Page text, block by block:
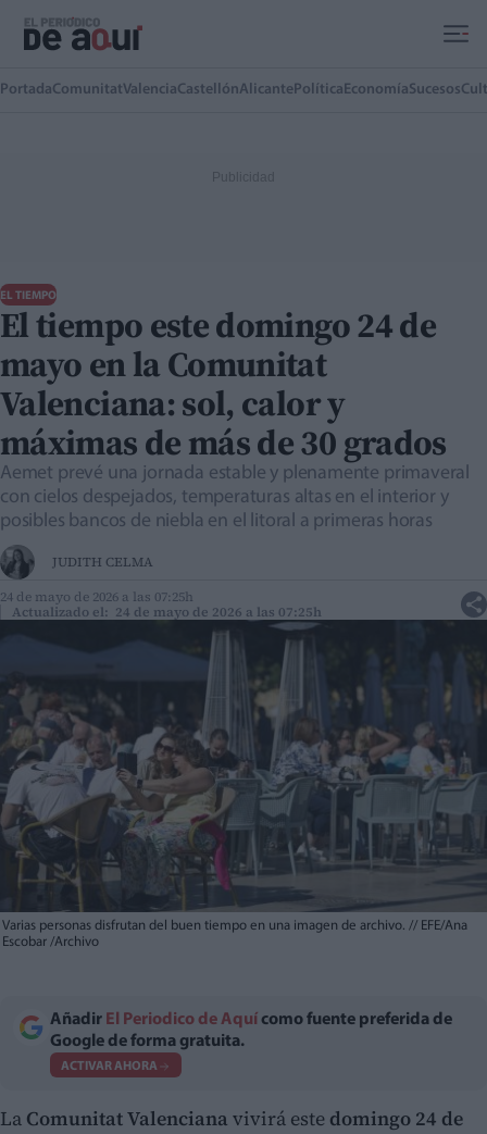
PortadaComunitatValenciaCastellónAlicante Política EconomíaSucesos
EL TIEMPO
El tiempo este domingo 24 de
mayo en la Comunitat
Valenciana: sol, calor y
máximas de más de 30 grados
Aemet prevé una jornada estable y plenamente primaveral
con cielos despejados, temperaturas altas en el interior y
posibles bancos de niebla en el litoral a primeras horas
JUDITH CELMA
24 de mayo de 2026 a las 07:25h
Actualizado el: 24 de mayo de 2026 a las 07:25h
Varias personas disfrutan del buen tiempo en una imagen de archivo. // EFE/Ana
Escobar /Archivo
Añadir El Periodico de Aquí como fuente preferida de
Google de forma gratuita.
ACTIVAR AHORA
La Comunitat Valenciana vivirá este domingo 24 de